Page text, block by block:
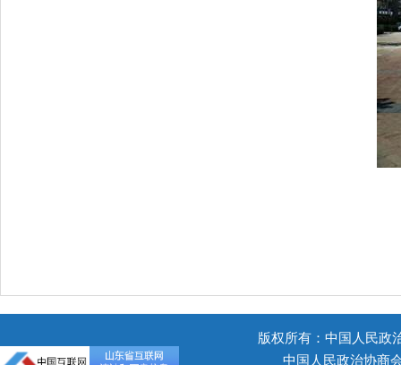
版权所有：中国人民
中国人民政治协商